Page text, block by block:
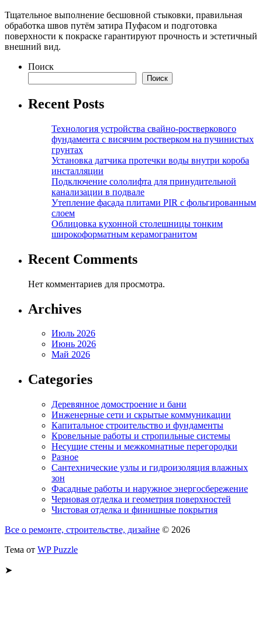
Тщательное выполнение бесшовной стыковки, правильная
обработка швов путём затира Пуфасом и подготовка
поверхности к покраске гарантируют прочность и эстетичный
внешний вид.
Поиск
Поиск
Recent Posts
Технология устройства свайно-ростверкового
фундамента с висячим ростверком на пучинистых
грунтах
Установка датчика протечки воды внутри короба
инсталляции
Подключение сололифта для принудительной
канализации в подвале
Утепление фасада плитами PIR с фольгированным
слоем
Облицовка кухонной столешницы тонким
широкоформатным керамогранитом
Recent Comments
Нет комментариев для просмотра.
Archives
Июль 2026
Июнь 2026
Май 2026
Categories
Деревянное домостроение и бани
Инженерные сети и скрытые коммуникации
Капитальное строительство и фундаменты
Кровельные работы и стропильные системы
Несущие стены и межкомнатные перегородки
Разное
Сантехнические узлы и гидроизоляция влажных
зон
Фасадные работы и наружное энергосбережение
Черновая отделка и геометрия поверхностей
Чистовая отделка и финишные покрытия
Все о ремонте, строительстве, дизайне © 2026
Тема от WP Puzzle
➤